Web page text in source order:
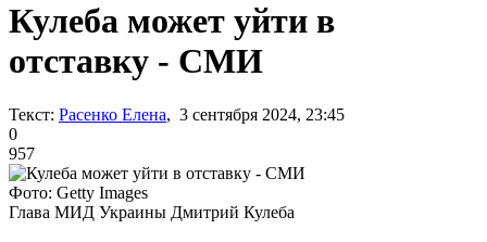
Кулеба может уйти в
отставку - СМИ
Текст: Расенко Елена, 3 сентября 2024, 23:45
0
957
Фото: Getty Images
Глава МИД Украины Дмитрий Кулеба